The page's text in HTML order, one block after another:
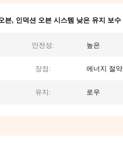
븐, 인덕션 오븐 시스템 낮은 유지 보수
안전성: 높은
장점: 에너지 절약
유지: 로우